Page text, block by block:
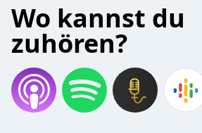
Wo kannst du
zuhören?